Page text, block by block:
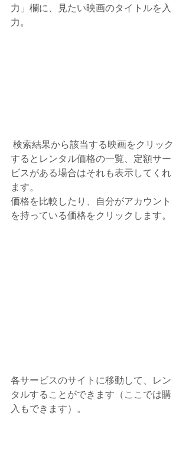
力」欄に、見たい映画のタイトルを入
力。
するとレンタル価格の一覧、定額サー
ビスがある場合はそれも表示してくれ
ます。
価格を比較したり、自分がアカウント
を持っている価格をクリックします。
各サービスのサイトに移動して、レン
タルすることができます（ここでは購
入もできます）。